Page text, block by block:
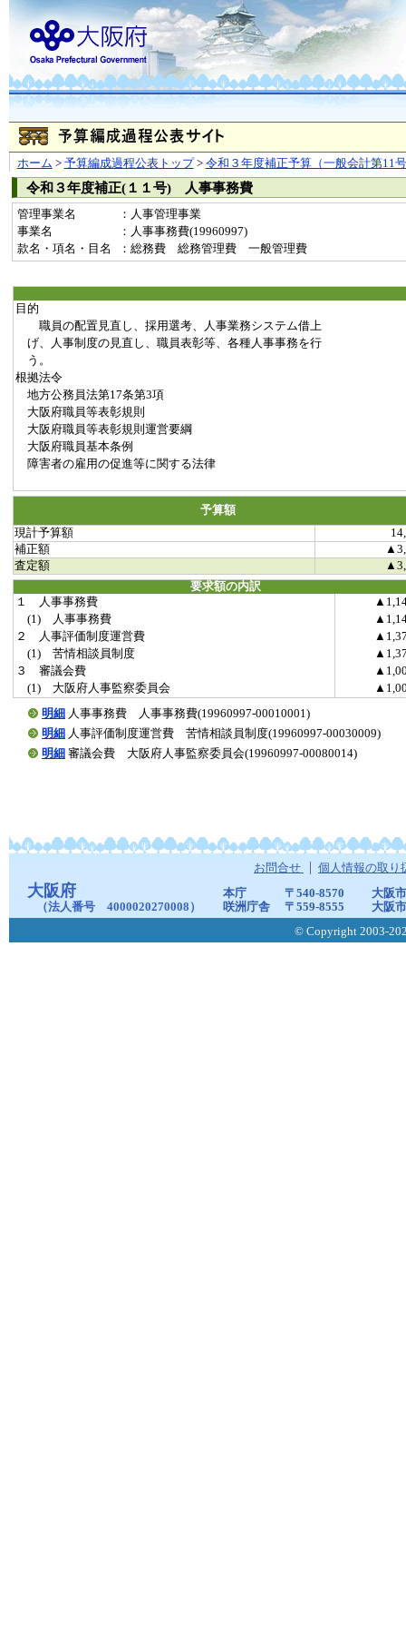
ホーム > 予算編成過程公表トップ> 令和３年度補正予算（一般会計第11
令和３年度補正(１１号) 人事事務費
管理事業名
：人事管理事業
事業名
：人事事務費(19960997)
款名・項名・目名
：総務費 総務管理費 一般管理費
目的
職員の配置見直し、採用選考、人事業務システム借上
げ、人事制度の見直し、職員表彰等、各種人事事務を行
う。
根拠法令
地方公務員法第17条第3項
大阪府職員等表彰規則
大阪府職員等表彰規則運営要綱
大阪府職員基本条例
障害者の雇用の促進等に関する法律
予算額
現計予算額
補正額
査定額
要求額の内訳
１ 人事事務費
(1) 人事事務費
２ 人事評価制度運営費
(1) 苦情相談員制度
３ 審議会費
(1) 大阪府人事監察委員会
明細 人事事務費 人事事務費(19960997-00010001)
明細 人事評価制度運営費 苦情相談員制度(19960997-00030009)
明細 審議会費 大阪府人事監察委員会(19960997-00080014)
お問合せ 個人情報の取り
大阪府
（法人番号 4000020270008）
本庁 〒540-8570
大阪
咲洲庁舎
〒559-8555
大阪
© Copyright 2003-